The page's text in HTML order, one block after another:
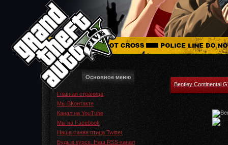
Основное меню
Главная страница
Мы ВКонтакте
Канал на YouTube
Мы на Facebook
Наша синяя птица Twitter
Будь в курсе. Наш RSS-канал
Bentley Continental